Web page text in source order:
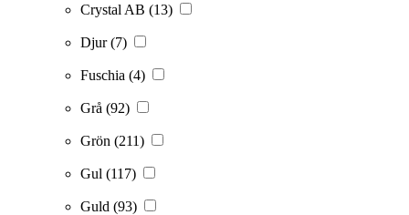
Crystal AB (13)
Djur(7)
Fuschia (4)
Grå (92)
Grön (211)
Gul (117)
Guld (93)